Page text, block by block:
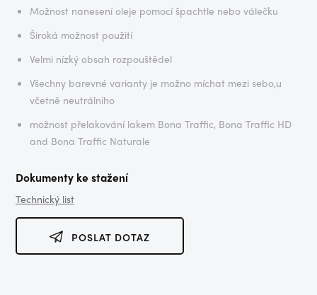
Možnost nanesení oleje pomocí špachtle nebo válečku
Široká možnost použití
Velmi nízký obsah rozpouštědel
Všechny barevné varianty je možno míchat mezi sebo,u
včetně neutrálního
možnost přelakování lakem Bona Traffic, Bona Traffic HD
and Bona Traffic Naturale
Dokumenty ke stažení
Technický list
POSLAT DOTAZ